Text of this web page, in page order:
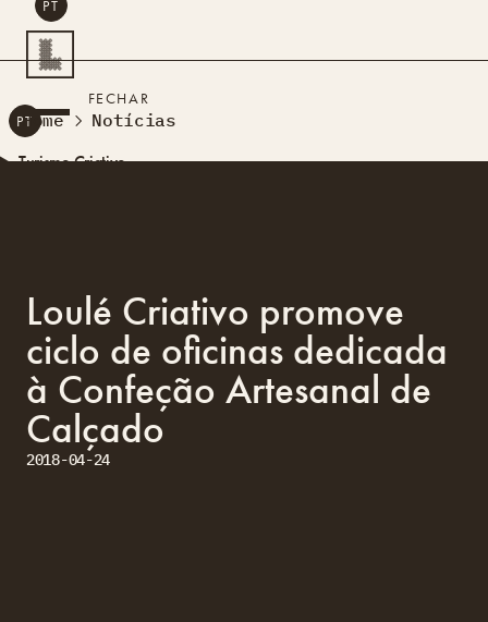
PESQUISAR
PT
Turismo Criativo
ProjetosA AcontecerMontra
Sobre Nós
Contactos
PT
FECHAR
Home Notícias
Loulé Criativo promove
ciclo de oficinas dedicada
à Confeção Artesanal de
Calçado
2018-04-24